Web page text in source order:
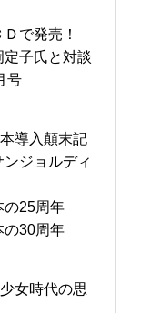
で発売！
子氏と対談
号
導入顛末記
ジョルディ
25周年
30周年
女時代の思